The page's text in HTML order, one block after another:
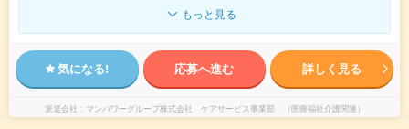
もっと見る
気になる! 応募へ進む 詳しく見る
派遣会社 マンパワーグループ株式会社 ケアサービス事業部 （医療福祉介護関連）